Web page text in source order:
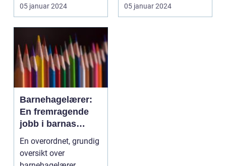
For...
05 januar 2024 05 januar 2024
Barnehagelærer:
En fremragende
jobb i barnas
første år
En overordnet, grundig
oversikt over